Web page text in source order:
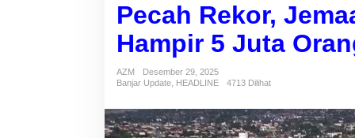
h
e
r
J
e
Pecah Rekor,
Hampir 5 Juta
AZM
Desember 29, 2025
Banjar Update HEADLINE 4713 Dilihat